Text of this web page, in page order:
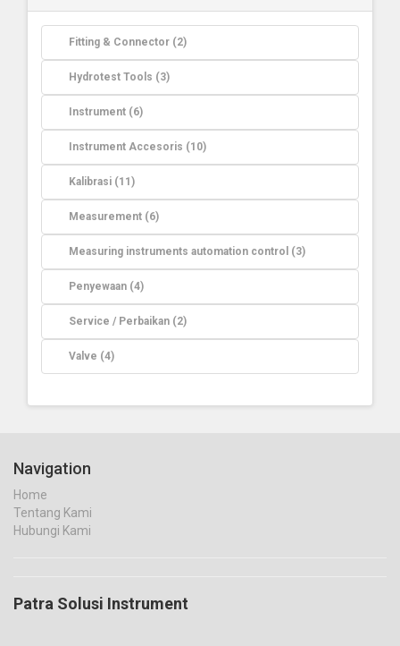
Fitting & Connector (2)
Hydrotest Tools (3)
Instrument (6)
Instrument Accesoris (10)
Kalibrasi (11)
Measurement (6)
Measuring instruments automation control (3)
Penyewaan (4)
Service / Perbaikan (2)
Valve (4)
Navigation
Home
Tentang Kami
Hubungi Kami
Patra Solusi Instrument